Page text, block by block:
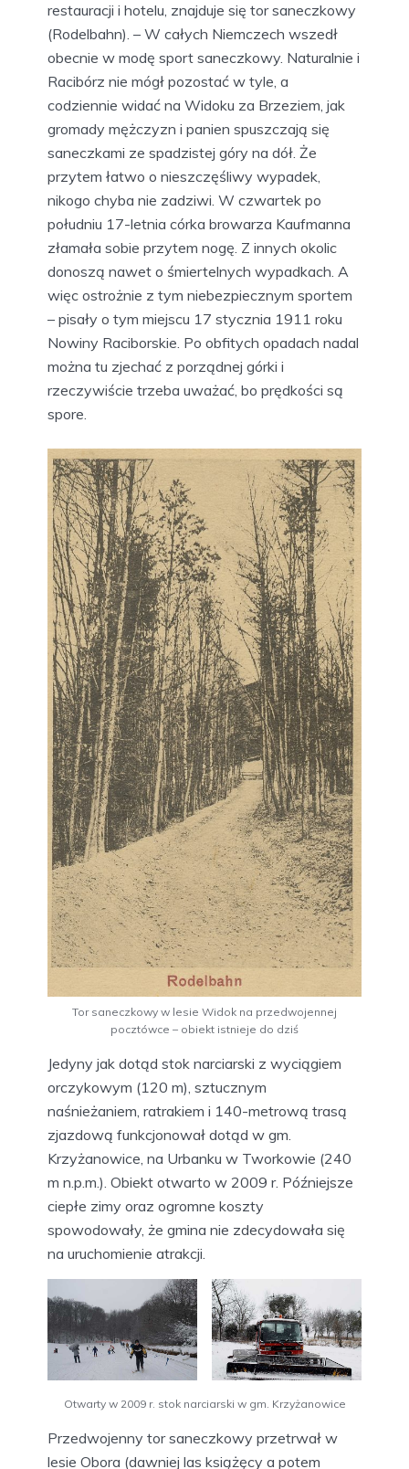
restauracji i hotelu, znajduje się tor saneczkowy
(Rodelbahn). – W całych Niemczech wszedł
obecnie w modę sport saneczkowy. Naturalnie i
Racibórz nie mógł pozostać w tyle, a
codziennie widać na Widoku za Brzeziem, jak
gromady mężczyzn i panien spuszczają się
saneczkami ze spadzistej góry na dół. Że
przytem łatwo o nieszczęśliwy wypadek,
nikogo chyba nie zadziwi. W czwartek po
południu 17-letnia córka browarza Kaufmanna
złamała sobie przytem nogę. Z innych okolic
donoszą nawet o śmiertelnych wypadkach. A
więc ostrożnie z tym niebezpiecznym sportem
– pisały o tym miejscu 17 stycznia 1911 roku
Nowiny Raciborskie. Po obfitych opadach nadal
można tu zjechać z porządnej górki i
rzeczywiście trzeba uważać, bo prędkości są
spore.
Tor saneczkowy w lesie Widok na przedwojennej
pocztówce – obiekt istnieje do dziś
Jedyny jak dotąd stok narciarski z wyciągiem
orczykowym (120 m), sztucznym
naśnieżaniem, ratrakiem i 140-metrową trasą
zjazdową funkcjonował dotąd w gm.
Krzyżanowice, na Urbanku w Tworkowie (240
m n.p.m.). Obiekt otwarto w 2009 r. Późniejsze
ciepłe zimy oraz ogromne koszty
spowodowały, że gmina nie zdecydowała się
na uruchomienie atrakcji.
Otwarty w 2009 r. stok narciarski w gm. Krzyżanowice
Przedwojenny tor saneczkowy przetrwał w
lesie Obora (dawniej las książęcy a potem